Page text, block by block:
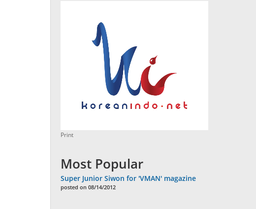
Print
Most Popular
Super Junior Siwon for 'VMAN' magazine
posted on 08/14/2012